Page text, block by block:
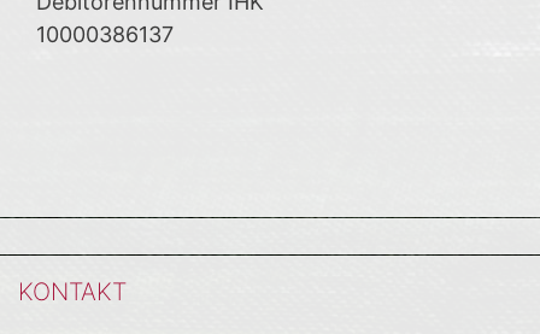
10000386137
KONTAKT